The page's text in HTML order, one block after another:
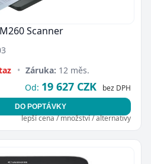
Scanner
• Záruka: 12 měs.
Od: 19 627 CZK bez DPH
DO POPTÁVKY
lepší cena / množství / alternativy